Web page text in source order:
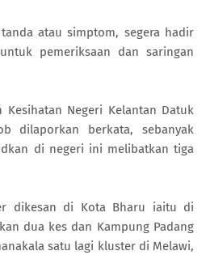
atau simptom, segera hadir
pemeriksaan dan saringan
Kesihatan Negeri Kelantan Datuk
dilaporkan berkata, sebanyak
di negeri ini melibatkan tiga
dikesan di Kota Bharu iaitu di
dua kes dan Kampung Padang
satu lagi kluster di Melawi,